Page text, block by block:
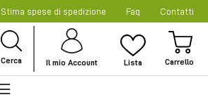
Stima spese di spedizione Faq Contatti
Cerca Il mio Account Lista